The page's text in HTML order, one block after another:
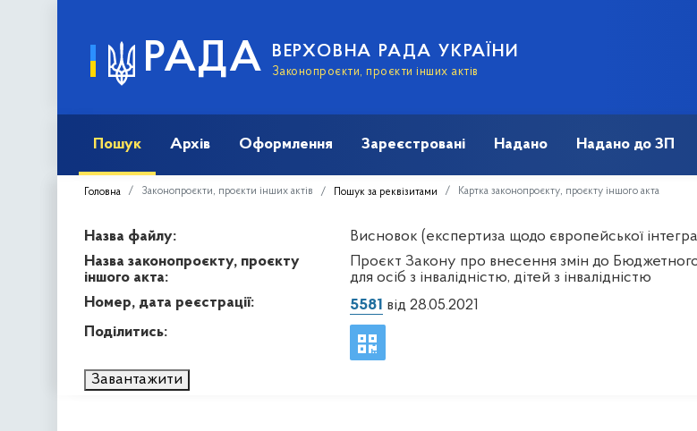
РАДА ВЕРХОВНА РАДА УКРАЇНИ
Законопроєкти, проєкти інших актів
Пошук Архів Оформлення Зареєстровані Надано Надано до ЗП
Головна Законопроєкти, проєкти інших актів Пошук за реквізитами Картка законопроєкту, проєкту іншого акта
Назва файлу:
Висновок (експертиза щодо європейської
Назва законопроєкту, проєкту
іншого акта:
Проєкт Закону про внесення змін до Бюджетного
для осіб з інвалідністю, дітей з інвалідністю
Номер, дата реєстрації:
5581 від 28.05.2021
Поділитись:
Завантажити